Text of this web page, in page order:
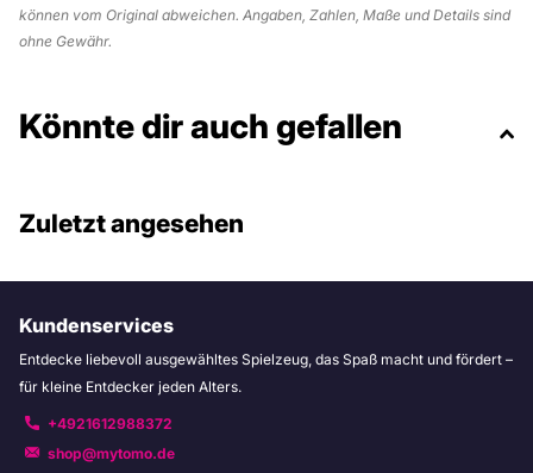
können vom Original abweichen. Angaben, Zahlen, Maße und Details sind
ohne Gewähr.
Könnte dir auch gefallen
Zuletzt angesehen
Kundenservices
Entdecke liebevoll ausgewähltes Spielzeug, das Spaß macht und fördert –
für kleine Entdecker jeden Alters.
+4921612988372
shop@mytomo.de